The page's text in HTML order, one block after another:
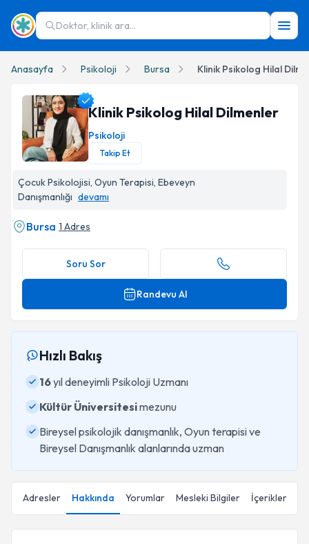
Doktor, klinik ara...
Anasayfa Psikoloji Bursa Klinik Psikolog Hilal
Klinik Psikolog Hilal Dilmenler
Psikoloji
Takip Et
Çocuk Psikolojisi, Oyun Terapisi, Ebeveyn
Danışmanlığı devamı
Bursa 1 Adres
Soru Sor
Randevu Al
Hızlı Bakış
16yıl deneyimli Psikoloji Uzmanı
Kültür Üniversitesimezunu
Bireysel psikolojik danışmanlık, Oyun terapisi ve
Bireysel Danışmanlık alanlarında uzman
Adresler Hakkında Yorumlar Mesleki Bilgiler İçerikler